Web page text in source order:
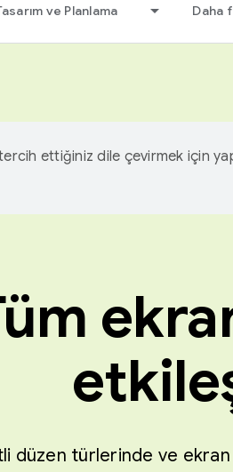
ve Planlama Daha
ettiğiniz dile çevirmek için
düzen türlerinde ve ekran